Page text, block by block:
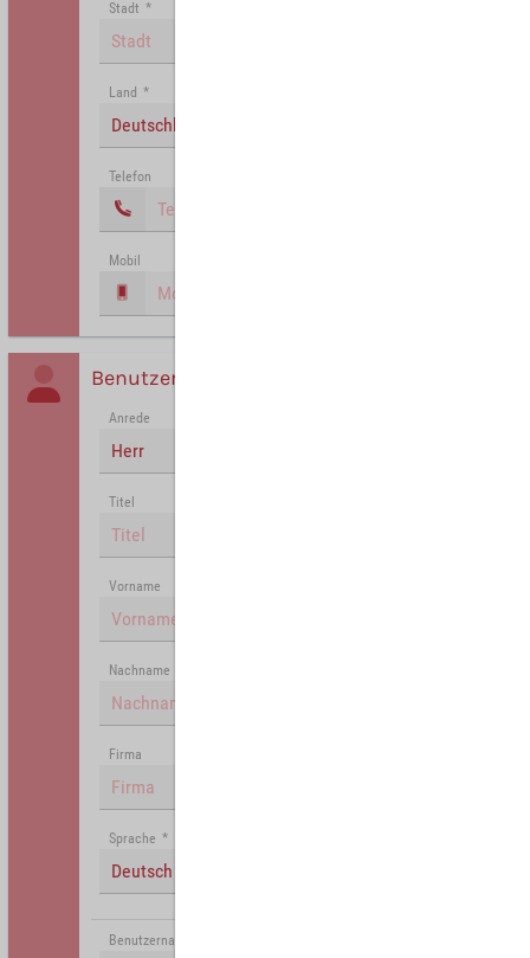
Stadt *
Land *
Deutschland
Telefon
Mobil
Benutzer
Anrede
Herr
Titel
Vorname
Nachname
Firma
Sprache *
Deutsch (Deutschland)
Benutzername